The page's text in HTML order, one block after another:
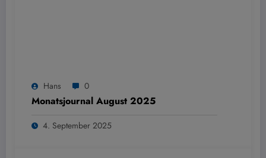
Hans 0
Monatsjournal August 2025
4. September 2025